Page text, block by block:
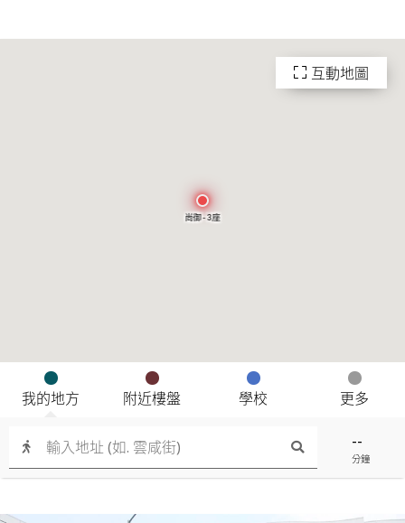
尚御 - 3座
--
分鐘
我的地方 附近樓盤 學校 更多
互動地圖